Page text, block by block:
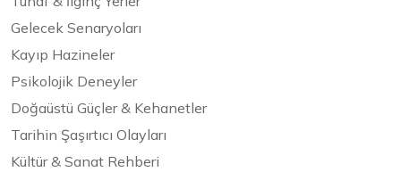
Gelecek Senaryoları
Kayıp Hazineler
Psikolojik Deneyler
Doğaüstü Güçler & Kehanetler
Tarihin Şaşırtıcı Olayları
Kültür & Sanat Rehberi